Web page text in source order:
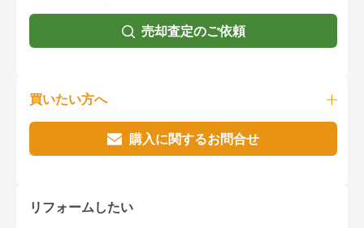
売却査定のご依頼
買いたい方へ
購入に関するお問合せ
リフォームしたい